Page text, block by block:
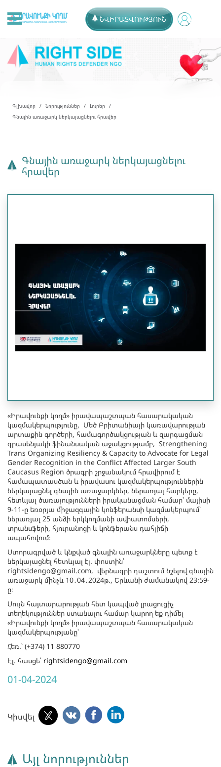
ՆՎԻՐԱՏՎՈՒԹՅՈՒՆ
Գլխավոր Նորություններ
Լուրեր
Գնային առաջարկ ներկայացնելու հրավեր
Գնային առաջարկ ներկայացնելու
հրավեր
«Իրավունքի կողմ» իրավապաշտպան հասարակական
կազմակերպությունը, Մեծ Բրիտանիայի կառավարության
արտաքին գործերի, համագործակցության և զարգացման
գրասենյակի ֆինանսական աջակցությամբ, Strengthening
Trans Organizing Resiliency & Capacity to Advocate for Legal
Gender Recognition in the Conflict Affected Larger South
Caucasus Region ծրագրի շրջանակում հրավիրում է
համապատասծան և իրավասու կազմակերպություններին
ներկայացնել գնային առաջարկներ, ներառյալ հարկերը,
հետևյալ ծառայությունների իրականացման համար՝ մայիսի
9-11-ը եռօրյա միջազգային կոնֆերանսի կազմակերպում՝
ներառյալ 25 անձի երկկողմանի ավիատոմսերի,
տրանսֆերի, հյուրանոցի և կոնֆերանս դահլիճի
ապահովում։
Ստորագրված և կնքված գնային առաջարկները պետք է
ներկայացնել հետևյալ էլ. փոստին՝
rightsidengo@gmail.com, վերնագրի դաշտում նշելով գնային
առաջարկ մինչև 10․04․2024թ., Երևանի ժամանակով 23:59-
ը։
Սույն հայտարարության հետ կապված լրացուցիչ
տեղեկություններ ստանալու համար կարող եք դիմել
«Իրավունքի կողմ» իրավապաշտպան հասարակական
կազմակերպությանը՝
Հեռ.՝ (+374) 11 880770
Էլ. հասցե՝ rightsidengo@gmail.com
01-04-2024
Կիսվել
Այլ նորություններ